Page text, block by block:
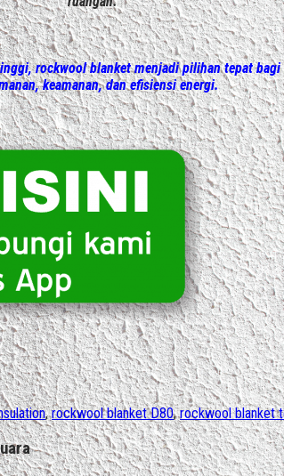
rockwool blanket menjadi pilihan tepat
keamanan, dan efisiensi energi.
,rockwool blanket D80,rockwool blanket